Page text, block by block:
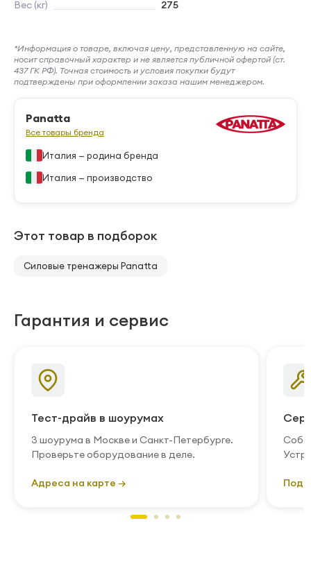
Вес (кг) 275
*Информация о товаре, включая цену, представленную на сайте,
носит справочный характер и не является публичной офертой (ст.
437 ГК РФ). Точная стоимость и условия покупки будут
подтверждены при оформлении заказа нашим менеджером.
Panatta
Все товары бренда
Италия — родина бренда
Италия — производство
Этот товар в подборок
Силовые тренажеры Panatta
Гарантия и сервис
Тест-драйв в шоурумах
3 шоурума в Москве и Санкт-Петербурге.
Проверьте оборудование в деле.
Адреса на карте →